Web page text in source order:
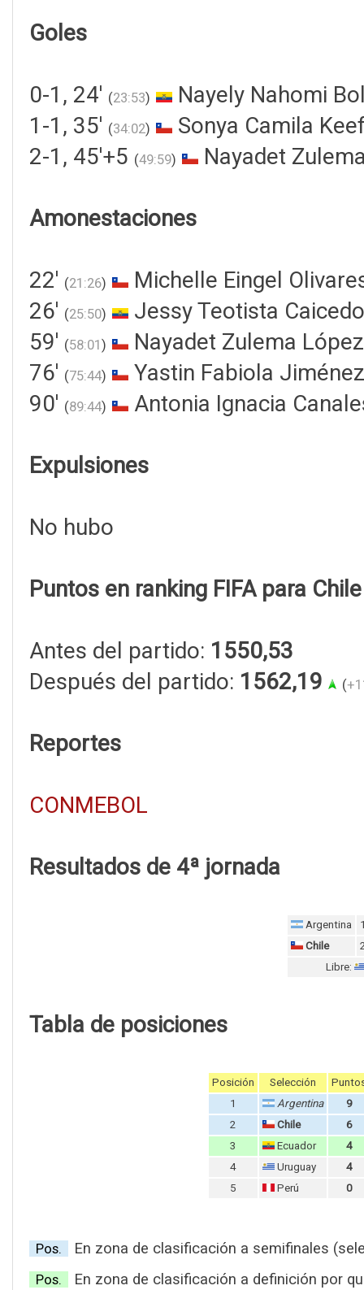
Goles
0-1, 24' (23:53)
Nayely Nahomi
1-1, 35' (34:02)
Sonya Camila
2-1, 45'+5 (49:59) Nayadet
Amonestaciones
22' (21:26)
Michelle Eingel
26' (25:50)
Jessy Teotista
59' (58:01)
Nayadet Zulema
76' (75:44)
Yastin Fabiola
90' (89:44) Antonia Ignacia
Expulsiones
No hubo
Puntos en ranking FIFA para Chile
Antes del partido: 1550,53
Después del partido: 1562,19 (
Reportes
CONMEBOL
Resultados de 4ª jornada
Argentina
Chile
Libre:
Tabla de posiciones
Posición Selección
1
Argentina
9
2
Chile
6
3
Ecuador
4
4
Uruguay
4
5
Perú 0
Pos. En zona de clasificación a semifinales
Pos. En zona de clasificación a definición por